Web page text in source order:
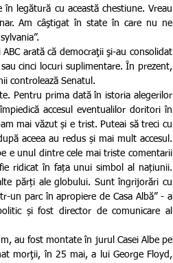
legătură cu această chestiune. Vreau
Am câştigat în state în care nu ne
cinci locuri suplimentare. În prezent,
controlează Senatul.
accesul eventualilor doritori în
mai văzut și e trist. Puteai să treci cu
aceea au redus și mai mult accesul.
e unul dintre cele mai triste comentarii
ridicat în fața unui simbol al națiunii.
părți ale globului. Sunt îngrijorări cu
un parc în apropiere de Casa Albă” - a
și fost director de comunicare al
morţii, în 25 mai, a lui George Floyd,